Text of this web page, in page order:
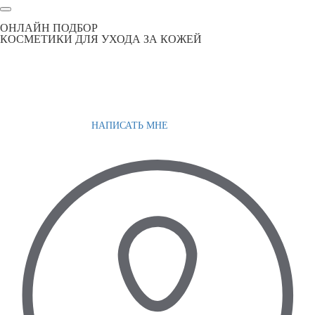
ОНЛАЙН ПОДБОР
КОСМЕТИКИ ДЛЯ УХОДА ЗА КОЖЕЙ
НАПИСАТЬ МНЕ